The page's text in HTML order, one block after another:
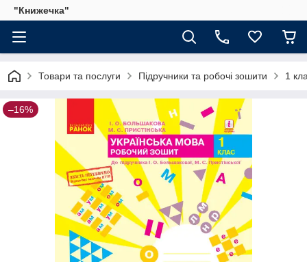
"Книжечка"
Товари та послуги Підручники та робочі зошити 1
–16%